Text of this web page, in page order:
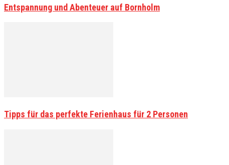
Entspannung und Abenteuer auf Bornholm
Tipps für das perfekte Ferienhaus für 2 Personen